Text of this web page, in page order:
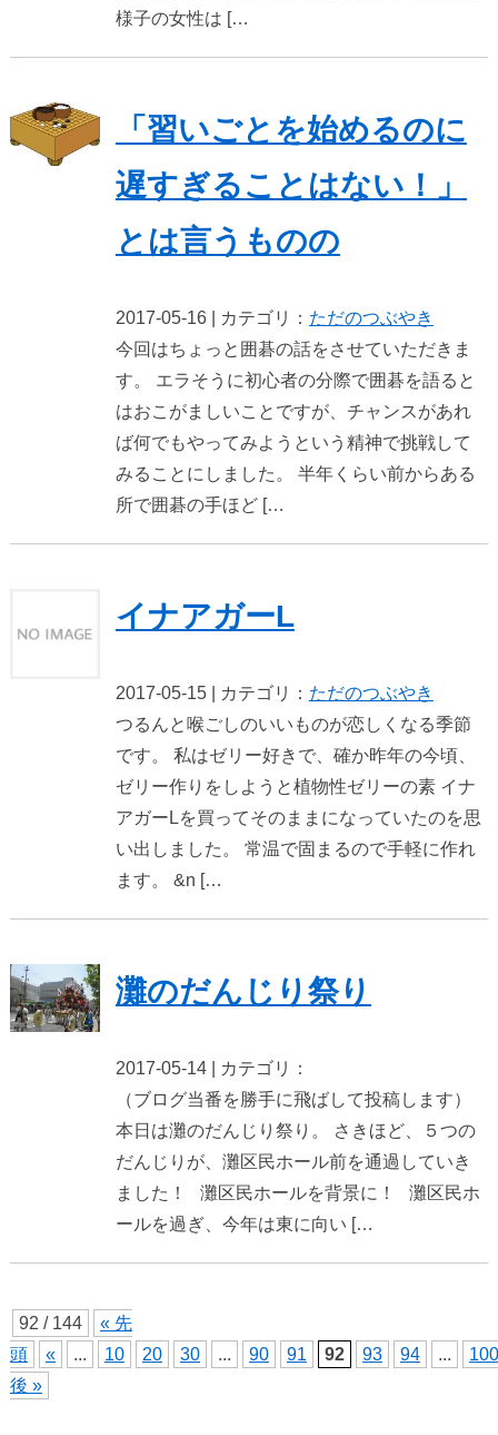
様子の女性は […
「習いごとを始めるのに
遅すぎることはない！」
とは言うものの
2017-05-16 | カテゴリ： ただのつぶやき
今回はちょっと囲碁の話をさせていただきま
す。 エラそうに初心者の分際で囲碁を語ると
はおこがましいことですが、チャンスがあれ
ば何でもやってみようという精神で挑戦して
みることにしました。 半年くらい前からある
所で囲碁の手ほど […
イナアガーL
2017-05-15 | カテゴリ： ただのつぶやき
つるんと喉ごしのいいものが恋しくなる季節
です。 私はゼリー好きで、確か昨年の今頃、
ゼリー作りをしようと植物性ゼリーの素 イナ
アガーLを買ってそのままになっていたのを思
い出しました。 常温で固まるので手軽に作れ
ます。 &n […
灘のだんじり祭り
2017-05-14 | カテゴリ：
（ブログ当番を勝手に飛ばして投稿します）
本日は灘のだんじり祭り。 さきほど、５つの
だんじりが、灘区民ホール前を通過していき
ました！ 灘区民ホールを背景に！ 灘区民ホ
ールを過ぎ、今年は東に向い […
92 / 144
« 先
頭
« ... 10 20 30 ... 90 91 92 93 94 ...
100
後 »